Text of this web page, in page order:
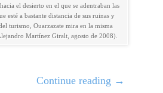
el desierto en el que se adentraban las
esté a bastante distancia de sus ruinas y
turismo, Ouarzazate mira en la misma
Martínez Giralt, agosto de 2008).
Continue reading →